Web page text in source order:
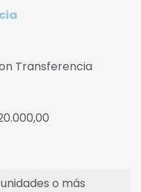
Transferencia
o más